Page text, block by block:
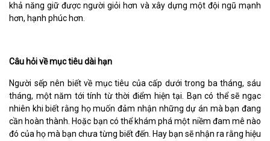
khả năng giữ được người giỏi hơn và xây dựng một đội ngũ mạnh
hơn, hạnh phúc hơn.
Câu hỏi về mục tiêu dài hạn
Người sếp nên biết về mục tiêu của cấp dưới trong ba tháng, sáu
tháng, một năm tới tính từ thời điểm hiện tại. Bạn có thể sẽ ngạc
nhiên khi biết rằng họ muốn đảm nhận những dự án mà bạn đang
cần hoàn thành. Hoặc bạn có thể khám phá một niềm đam mê nào
đó của họ mà bạn chưa từng biết đến. Hay bạn sẽ nhận ra rằng hiệu